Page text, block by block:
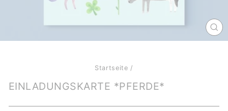
Startseite /
EINLADUNGSKARTE *PFERDE*